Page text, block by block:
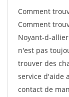
Comment
Comment
Noyant-d-
n'est pas
trouver des
service d'aide
contact de